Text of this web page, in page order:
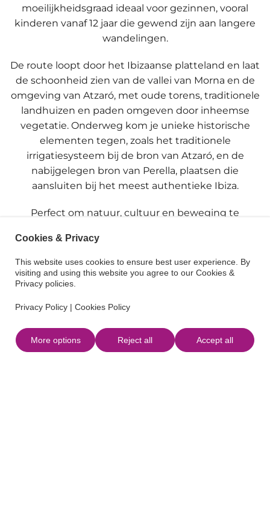
moeilijkheidsgraad ideaal voor gezinnen, vooral
kinderen vanaf 12 jaar die gewend zijn aan langere
wandelingen.
De route loopt door het Ibizaanse platteland en laat
de schoonheid zien van de vallei van Morna en de
omgeving van Atzaró, met oude torens, traditionele
landhuizen en paden omgeven door inheemse
vegetatie. Onderweg kom je unieke historische
elementen tegen, zoals het traditionele
irrigatiesysteem bij de bron van Atzaró, en de
nabijgelegen bron van Perella, plaatsen die
aansluiten bij het meest authentieke Ibiza.
Perfect om natuur, cultuur en beweging te
mooie gebieden van het binnenland van het eiland
te ontdekken.
Cookies & Privacy
This website uses cookies to ensure best user experience. By
visiting and using this website you agree to our Cookies &
Privacy policies.
Privacy Policy | Cookies Policy
More options Reject all Accept all